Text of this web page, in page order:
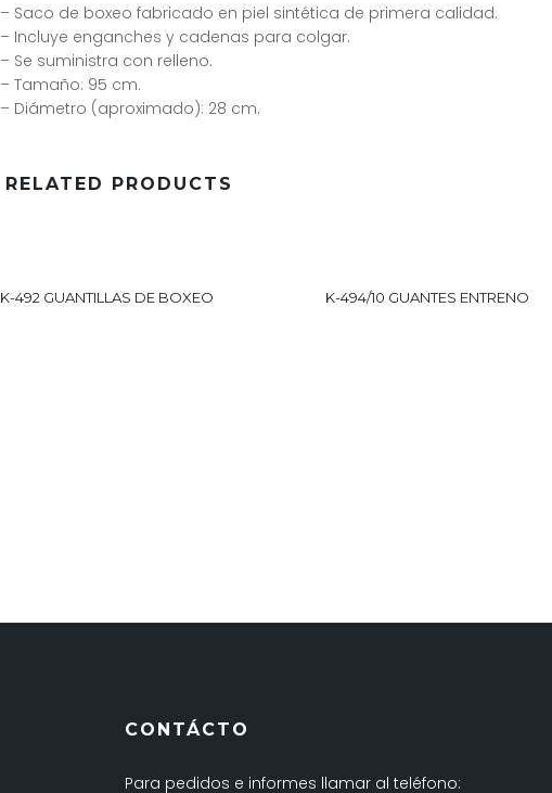
– Saco de boxeo fabricado en piel sintética de primera calidad.
– Incluye enganches y cadenas para colgar.
– Se suministra con relleno.
– Tamaño: 95 cm.
– Diámetro (aproximado): 28 cm.
RELATED PRODUCTS
K-492 GUANTILLAS DE BOXEO K-494/10 GUANTES ENTRENO
CONTÁCTO
Para pedidos e informes llamar al teléfono: